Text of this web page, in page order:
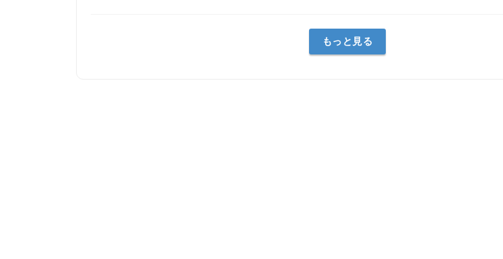
もっと見る